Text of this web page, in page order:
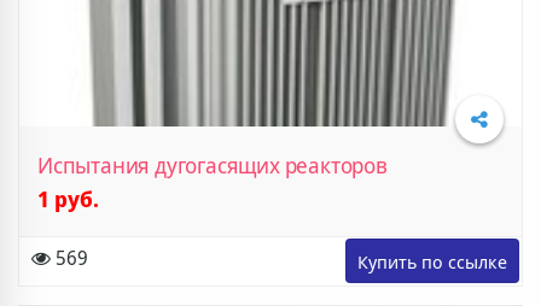
Испытания дугогасящих реакторов
1 руб.
569